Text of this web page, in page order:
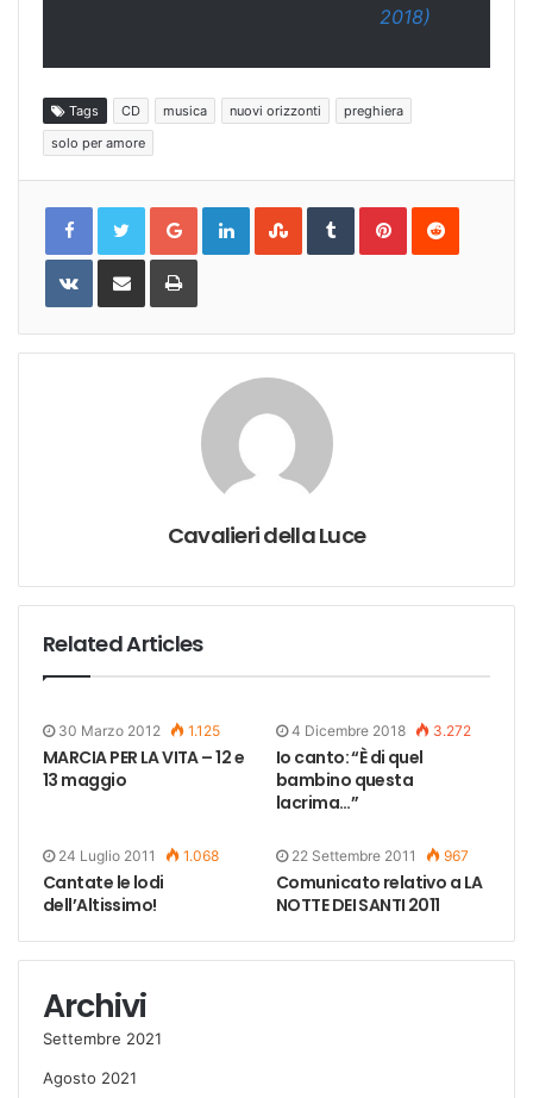
2018)
Tags CD musica nuovi orizzonti
preghiera
solo per amore
Google+LinkedInStumbleUpon
TumblrPinterestReddit
VKontakteShare
Email
Print
Cavalieri della Luce
Related Articles
30 Marzo 2012 1.125
MARCIA PER LA VITA – 12 e
13 maggio
4 Dicembre 2018 3.272
Io canto: “È di quel
bambino questa
lacrima…”
24 Luglio 2011 1.068
Cantate le lodi
dell’Altissimo!
22 Settembre 2011 967
Comunicato relativo a LA
NOTTE DEI SANTI 2011
Archivi
Settembre 2021
Agosto 2021